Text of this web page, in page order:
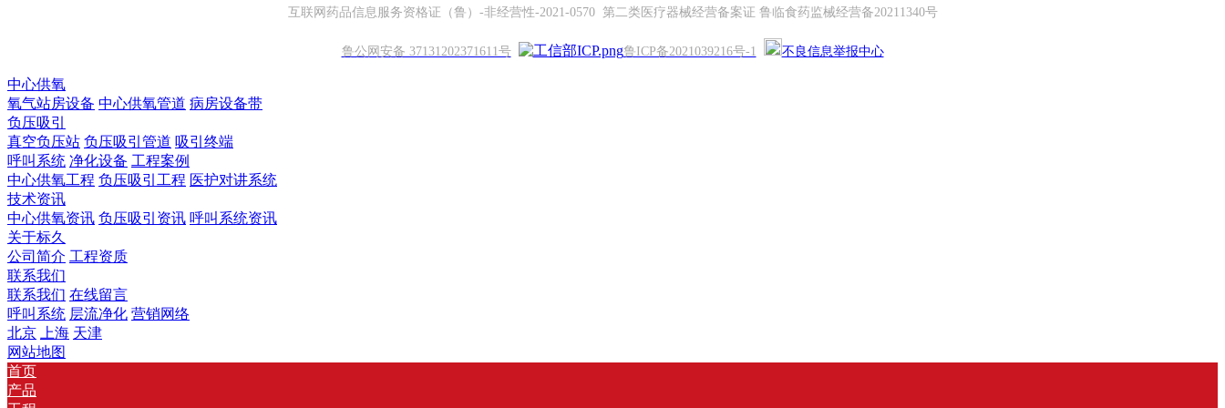
互联网药品信息服务资格证（鲁）-非经营性-2021-0570 第二类医疗器械经营备案证 鲁临食药监械经营备20211340号
鲁公网安备 37131202371611号 鲁ICP备2021039216号-1 不良信息举报中心
中心供氧
氧气站房设备 中心供氧管道 病房设备带
负压吸引
真空负压站 负压吸引管道 吸引终端
呼叫系统 净化设备 工程案例
中心供氧工程 负压吸引工程 医护对讲系统
技术资讯
中心供氧资讯 负压吸引资讯 呼叫系统资讯
关于标久
公司简介 工程资质
联系我们
联系我们 在线留言
呼叫系统 层流净化 营销网络
北京
上海 天津
网站地图
首页
产品